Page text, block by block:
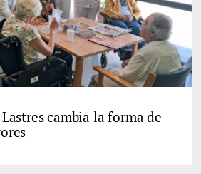
cambia la forma de